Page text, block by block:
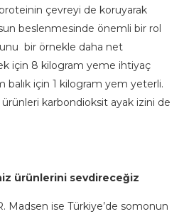
çevreyi de koruyarak
beslenmesinde önemli bir rol
bir örnekle daha net
için 8 kilogram yeme ihtiyaç
balık için 1 kilogram yem yeterli.
karbondioksit ayak izini de
ürünlerini sevdireceğiz
Madsen ise Türkiye’de somonun